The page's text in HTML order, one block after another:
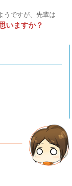
うですが、先輩は
いますか？